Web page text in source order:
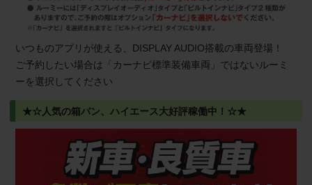
いつものアプリが使える、DISPLAY AUDIO搭載の車両登場！
ご予約したい場合は「カーナビ標準装備車両」ではないルーミ
ーを選択してください
★☆人気の箱バン、ハイエース大好評稼働中！☆★